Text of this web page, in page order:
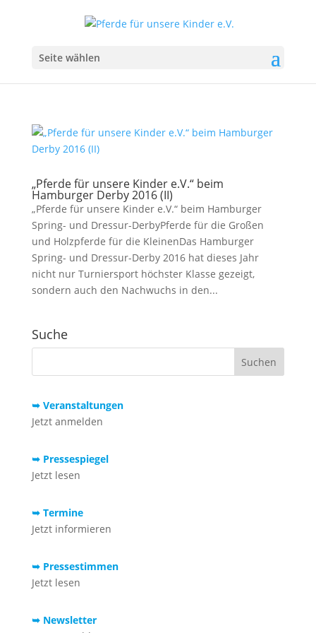
Seite wählen
„Pferde für unsere Kinder e.V.“ beim
Hamburger Derby 2016 (II)
„Pferde für unsere Kinder e.V.“ beim Hamburger
Spring- und Dressur-DerbyPferde für die Großen
und Holzpferde für die KleinenDas Hamburger
Spring- und Dressur-Derby 2016 hat dieses Jahr
nicht nur Turniersport höchster Klasse gezeigt,
sondern auch den Nachwuchs in den...
Suche
➥ Veranstaltungen
Jetzt anmelden
➥ Pressespiegel
Jetzt lesen
➥ Termine
Jetzt informieren
➥ Pressestimmen
Jetzt lesen
➥ Newsletter